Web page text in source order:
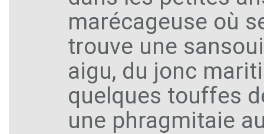
marécageuse où
trouve une
aigu, du jonc
quelques touffes
une phragmitaie